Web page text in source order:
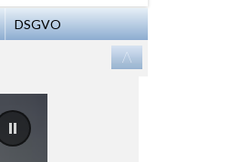
DSGVO
Zum
Inhalt
springen
/\